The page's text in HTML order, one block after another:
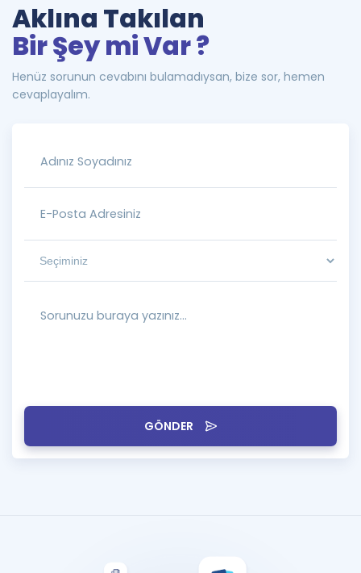
GÖNDER
Aklına Takılan
Bir Şey mi Var ?
Henüz sorunun cevabını bulamadıysan, bize sor, hemen
cevaplayalım.